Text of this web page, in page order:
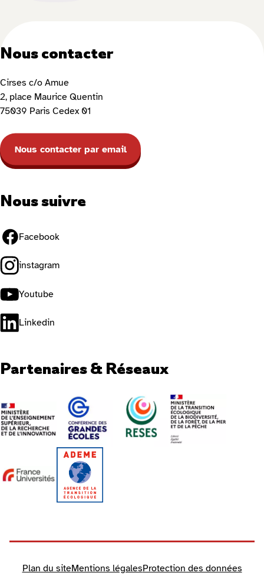
Nous contacter
Cirses c/o Amue
2, place Maurice Quentin
75039 Paris Cedex 01
Nous contacter par email
Nous suivre
Facebook
instagram
Youtube
Linkedin
Partenaires & Réseaux
Plan du siteMentions légalesProtection des données